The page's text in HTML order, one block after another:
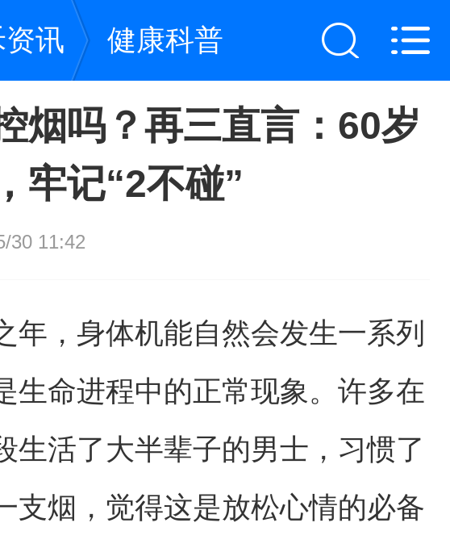
讯 健康科普
烟吗？再三直言：60岁
牢记“2不碰”
30 11:42
年，身体机能自然会发生一系列
生命进程中的正常现象。许多在
生活了大半辈子的男士，习惯了
支烟，觉得这是放松心情的必备